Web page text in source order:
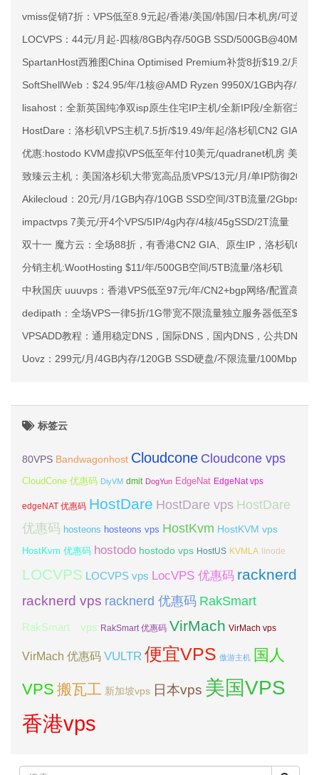
vmiss促销7折：VPS低至8.9元起/香港/美国/韩国/日本机房/可选
LOCVPS：44元/月起-四核/8GB内存/50GB SSD/
SpartanHost西雅图China Optimised Premium补货8折$19.2/月起
SoftShellWeb：$24.95/年/1核@AMD Ryzen 9950X/1GB内存/
lisahost：全新英国纯净双isp原生住宅IP主机/全新IP段/全新宿主机
HostDare：洛杉矶VPS主机7.5折/$19.49/年起/洛杉矶CN2 GIA/日
优惠:hostodo KVM虚拟VPS低至年付10美元/quadranet机房 美国
致臻云主机：美国洛杉矶大带宽高品质VPS/13元/月/单IP防御20G
Akilecloud：20元/月/1GB内存/10GB SSD空间/3TB流量/2Gbps端
impactvps 7美元/开4个VPS/5IP/4g内存/4核/45gSSD/2T流量
双十一 魔方云：全场88折，有香港CN2 GIA、原生IP，洛杉矶CN2
分销主机:WootHosting $11/年/500GB空间/5TB流量/洛杉矶
中秋国庆 uuuvps：香港VPS低至97元/年/CN2+bgp网络/配置高性
dedipath：全场VPS一律5折/1G带宽不限流量独立服务器低至$39/
VPSADD教程：通用稳定DNS，国际DNS，国内DNS，公共DNS
Uovz：299元/月/4GB内存/120GB SSD硬盘/不限流量/100Mbps/
标签云
80VPS Bandwagonhost Cloudcone Cloudcone vps
CloudCone 优惠码 DiyVM dmit DogYun EdgeNat EdgeNat vps
edgeNAT 优惠码 HostDare HostDare vps HostDare
优惠码 hosteons hosteons vps HostKvm HostKVM vps
HostKvm 优惠码 hostodo hostodo vps HostUS KVMLA linode
LOCVPS LOCVPS vps LocVPS 优惠码 racknerd
racknerd vps racknerd 优惠码 RakSmart
RakSmart vps RakSmart 优惠码 VirMach VirMach vps
VirMach 优惠码 VULTR 便宜VPS 傲游主机 国人
VPS 搬瓦工 新加坡vps 日本vps 美国VPS
香港vps